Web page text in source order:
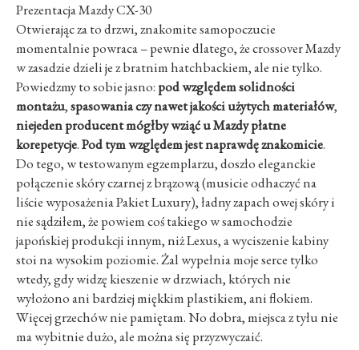
Prezentacja Mazdy CX-30
Otwierając za to drzwi, znakomite samopoczucie
momentalnie powraca – pewnie dlatego, że crossover Mazdy
w zasadzie dzieli je z bratnim hatchbackiem, ale nie tylko.
Powiedzmy to sobie jasno: pod względem solidności
montażu,spasowania czy nawet jakości użytych materiałów,
niejeden producent mógłby wziąć u Mazdy płatne
korepetycje.Pod tym względem jest naprawdę znakomicie.
Do tego, w testowanym egzemplarzu, doszło eleganckie
połączenie skóry czarnej z brązową (musicie odhaczyć na
liście wyposażenia Pakiet Luxury), ładny zapach owej skóry i
nie sądziłem, że powiem coś takiego w samochodzie
japońskiej produkcji innym, niż Lexus, a wyciszenie kabiny
stoi na wysokim poziomie. Żal wypełnia moje serce tylko
wtedy, gdy widzę kieszenie w drzwiach, których nie
wyłożono ani bardziej miękkim plastikiem, ani flokiem.
Więcej grzechów nie pamiętam. No dobra, miejsca z tyłu nie
ma wybitnie dużo, ale można się przyzwyczaić.